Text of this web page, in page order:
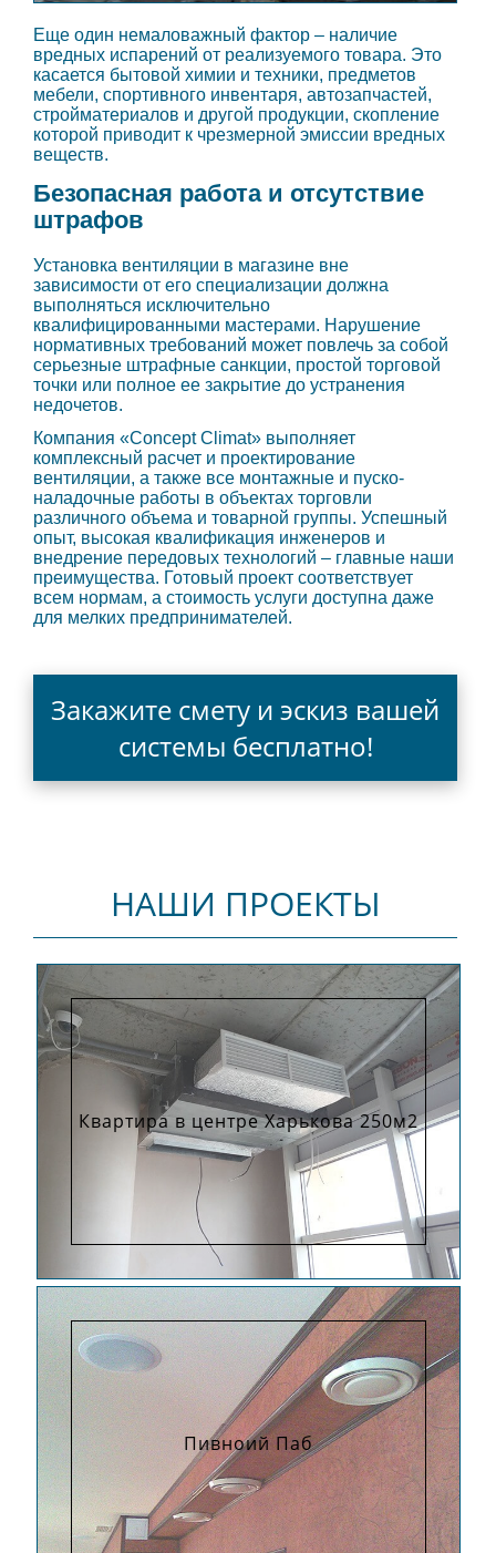
Еще один немаловажный фактор – наличие
вредных испарений от реализуемого товара. Это
касается бытовой химии и техники, предметов
мебели, спортивного инвентаря, автозапчастей,
стройматериалов и другой продукции, скопление
которой приводит к чрезмерной эмиссии вредных
веществ.
Безопасная работа и отсутствие
штрафов
Установка вентиляции в магазине вне
зависимости от его специализации должна
выполняться исключительно
квалифицированными мастерами. Нарушение
нормативных требований может повлечь за собой
серьезные штрафные санкции, простой торговой
точки или полное ее закрытие до устранения
недочетов.
Компания «Concept Climat» выполняет
комплексный расчет и проектирование
вентиляции, а также все монтажные и пуско-
наладочные работы в объектах торговли
различного объема и товарной группы. Успешный
опыт, высокая квалификация инженеров и
внедрение передовых технологий – главные наши
преимущества. Готовый проект соответствует
всем нормам, а стоимость услуги доступна даже
для мелких предпринимателей.
Закажите смету и эскиз вашей
системы бесплатно!
НАШИ ПРОЕКТЫ
Квартира в центре Харькова 250м2
Пивноий Паб